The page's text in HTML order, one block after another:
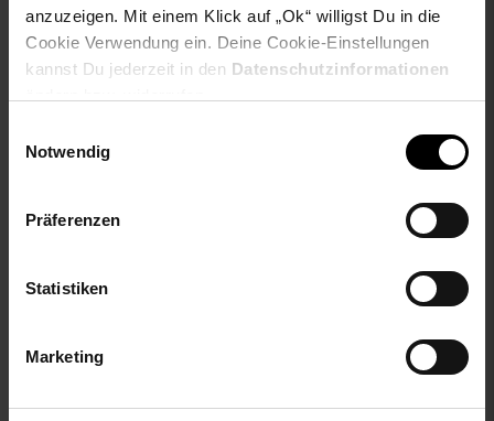
anzuzeigen. Mit einem Klick auf „Ok“ willigst Du in die
Cookie Verwendung ein. Deine Cookie-Einstellungen
kannst Du jederzeit in den Datenschutzinformationen
Notwendig
Präferenzen
Statistiken
Marketing
Unisex Socken
ab 20,45 € Sternchen
Kundenbewertung: 5 von 5
nur 19, 45